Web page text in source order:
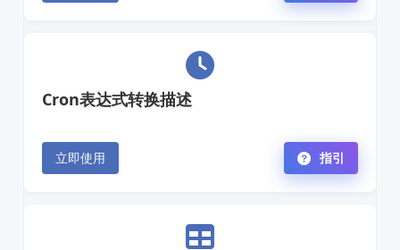
Cron表达式转换描述
立即使用 指引